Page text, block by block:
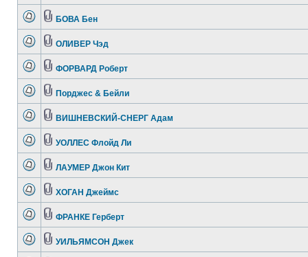
БОВА Бен
ОЛИВЕР Чэд
ФОРВАРД Роберт
Порджес & Бейли
ВИШНЕВСКИЙ-СНЕРГ Адам
УОЛЛЕС Флойд Ли
ЛАУМЕР Джон Кит
ХОГАН Джеймс
ФРАНКЕ Герберт
УИЛЬЯМСОН Джек